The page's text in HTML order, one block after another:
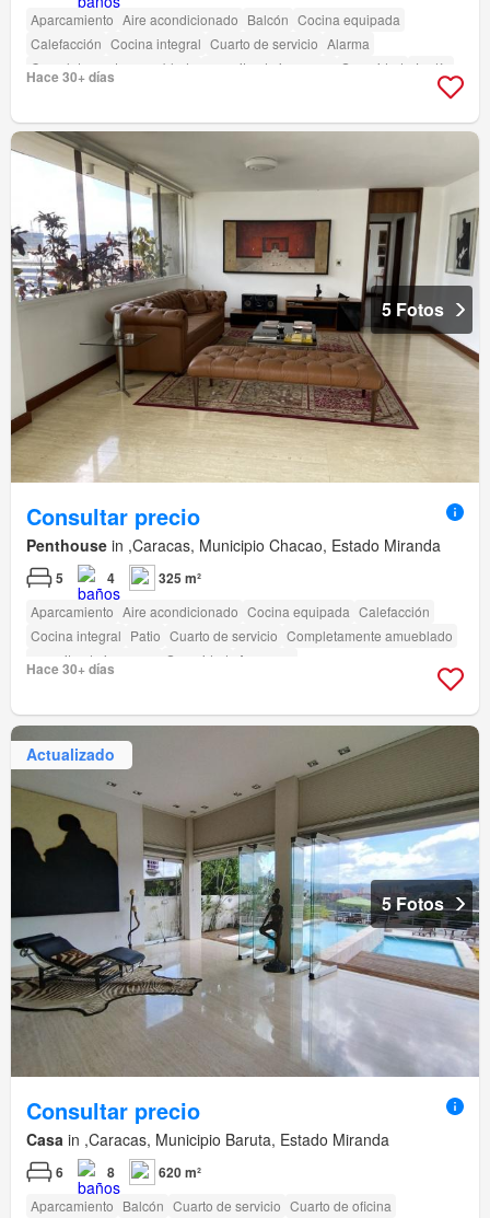
Aparcamiento Aire acondicionado Balcón Cocina equipada
Calefacción Cocina integral Cuarto de servicio Alarma
Completamente amueblado
amenity_drying_area Seguridad
Jardín
Hace 30+ días
5 Fotos
Consultar precio
Penthouse in ,Caracas, Municipio Chacao, Estado Miranda
5 4 325 m²
Aparcamiento Aire acondicionado Cocina equipada Calefacción
Cocina integral Patio Cuarto de servicio Completamente amueblado
amenity_drying_area
Seguridad Ascensor
Hace 30+ días
Actualizado
5 Fotos
Consultar precio
Casa in ,Caracas, Municipio Baruta, Estado Miranda
6 8 620 m²
Aparcamiento Balcón Cuarto de servicio Cuarto de oficina